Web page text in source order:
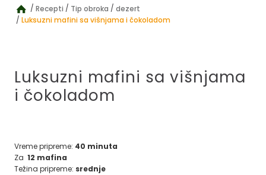
Recepti Tip obroka
dezert
Luksuzni mafini sa višnjama i čokoladom
Luksuzni mafini sa višnjama
i čokoladom
Vreme pripreme: 40 minuta
Za 12 mafina
Težina pripreme: srednje